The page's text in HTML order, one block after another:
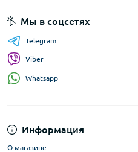
Информация
О магазине
Мы в соцсетях
Telegram
Viber
Whatsapp